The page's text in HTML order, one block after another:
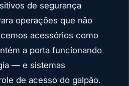
de segurança
operações que não
acessórios como
a porta funcionando
— e sistemas
de acesso do galpão.